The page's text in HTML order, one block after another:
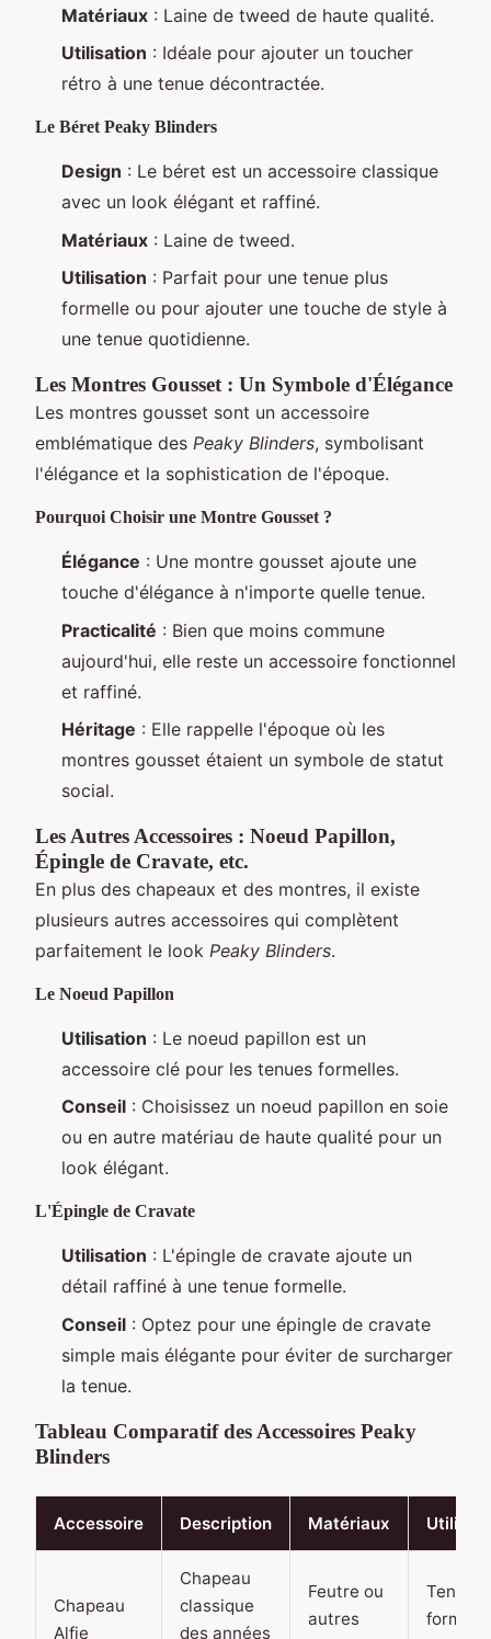
Matériaux : Laine de tweed de haute qualité.
Utilisation : Idéale pour ajouter un toucher
rétro à une tenue décontractée.
Le Béret Peaky Blinders
Design : Le béret est un accessoire classique
avec un look élégant et raffiné.
Matériaux : Laine de tweed.
Utilisation : Parfait pour une tenue plus
formelle ou pour ajouter une touche de style à
une tenue quotidienne.
Les Montres Gousset : Un Symbole d'Élégance
Les montres gousset sont un accessoire
emblématique des Peaky Blinders, symbolisant
l'élégance et la sophistication de l'époque.
Pourquoi Choisir une Montre Gousset ?
Élégance : Une montre gousset ajoute une
touche d'élégance à n'importe quelle tenue.
Practicalité : Bien que moins commune
aujourd'hui, elle reste un accessoire fonctionnel
et raffiné.
Héritage : Elle rappelle l'époque où les
montres gousset étaient un symbole de statut
social.
Les Autres Accessoires : Noeud Papillon,
Épingle de Cravate, etc.
En plus des chapeaux et des montres, il existe
plusieurs autres accessoires qui complètent
parfaitement le look Peaky Blinders.
Le Noeud Papillon
Utilisation : Le noeud papillon est un
accessoire clé pour les tenues formelles.
Conseil : Choisissez un noeud papillon en soie
ou en autre matériau de haute qualité pour un
look élégant.
L'Épingle de Cravate
Utilisation : L'épingle de cravate ajoute un
détail raffiné à une tenue formelle.
Conseil : Optez pour une épingle de cravate
simple mais élégante pour éviter de surcharger
la tenue.
Tableau Comparatif des Accessoires Peaky
Blinders
Accessoire Description Matériaux
Chapeau
Alfie
Chapeau
classique
des années
Feutre ou
autres
Tenue